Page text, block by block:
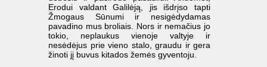
Erodui valdant Galilėją, jis išdrįso tapti
Žmogaus Sūnumi ir nesigėdydamas
pavadino mus broliais. Nors ir nemačius jo
tokio, neplaukus vienoje valtyje ir
nesėdėjus prie vieno stalo, graudu ir gera
žinoti jį buvus kitados žemės gyventoju.